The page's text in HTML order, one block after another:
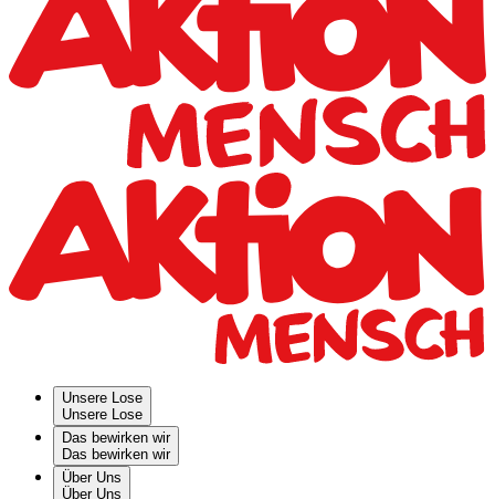
Unsere Lose
Unsere Lose
Das bewirken wir
Das bewirken wir
Über Uns
Über Uns